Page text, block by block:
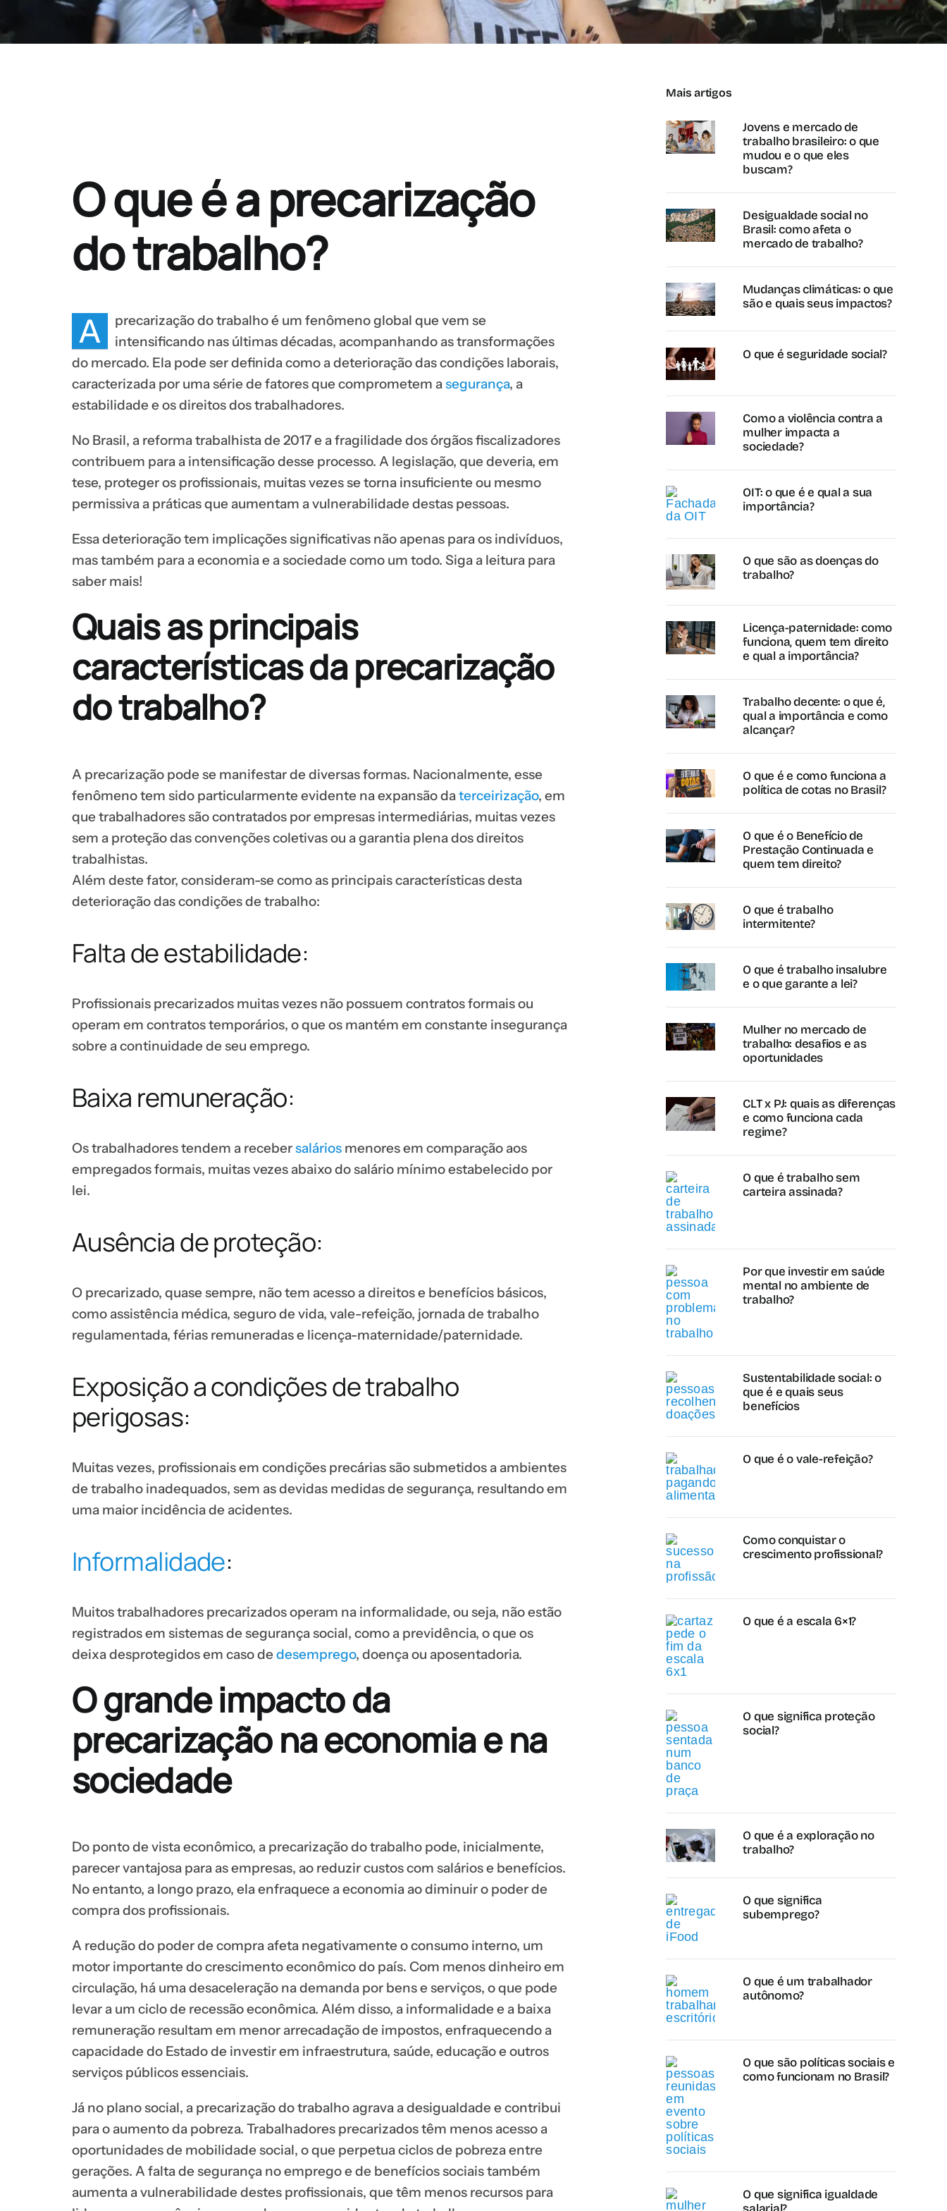
O que é a precarização
do trabalho?
A
precarização do trabalho é um fenômeno global que vem se
intensificando nas últimas décadas, acompanhando as transformações
do mercado. Ela pode ser definida como a deterioração das condições laborais,
caracterizada por uma série de fatores que comprometem asegurança, a
estabilidade e os direitos dos trabalhadores.
No Brasil, a reforma trabalhista de 2017 e a fragilidade dos órgãos fiscalizadores
contribuem para a intensificação desse processo. A legislação, que deveria, em
tese, proteger os profissionais, muitas vezes se torna insuficiente ou mesmo
permissiva a práticas que aumentam a vulnerabilidade destas pessoas.
Essa deterioração tem implicações significativas não apenas para os indivíduos,
mas também para a economia e a sociedade como um todo. Siga a leitura para
saber mais!
Quais as principais
características da precarização
do trabalho?
A precarização pode se manifestar de diversas formas. Nacionalmente, esse
fenômeno tem sido particularmente evidente na expansão da terceirização, em
que trabalhadores são contratados por empresas intermediárias, muitas vezes
sem a proteção das convenções coletivas ou a garantia plena dos direitos
trabalhistas.
Além deste fator, consideram-se como as principais características desta
deterioração das condições de trabalho:
Falta de estabilidade:
Profissionais precarizados muitas vezes não possuem contratos formais ou
operam em contratos temporários, o que os mantém em constante insegurança
sobre a continuidade de seu emprego.
Baixa remuneração:
Os trabalhadores tendem a recebersaláriosmenores em comparação aos
empregados formais, muitas vezes abaixo do salário mínimo estabelecido por
lei.
Ausência de proteção:
O precarizado, quase sempre, não tem acesso a direitos e benefícios básicos,
como assistência médica, seguro de vida, vale-refeição, jornada de trabalho
regulamentada, férias remuneradas e licença-maternidade/paternidade.
Exposição a condições de trabalho
perigosas:
Muitas vezes, profissionais em condições precárias são submetidos a ambientes
de trabalho inadequados, sem as devidas medidas de segurança, resultando em
uma maior incidência de acidentes.
Informalidade:
Muitos trabalhadores precarizados operam na informalidade, ou seja, não estão
registrados em sistemas de segurança social, como a previdência, o que os
deixa desprotegidos em caso de desemprego, doença ou aposentadoria.
O grande impacto da
precarização na economia e na
sociedade
Do ponto de vista econômico, a precarização do trabalho pode, inicialmente,
parecer vantajosa para as empresas, ao reduzir custos com salários e benefícios.
No entanto, a longo prazo, ela enfraquece a economia ao diminuir o poder de
compra dos profissionais.
A redução do poder de compra afeta negativamente o consumo interno, um
motor importante do crescimento econômico do país. Com menos dinheiro em
circulação, há uma desaceleração na demanda por bens e serviços, o que pode
levar a um ciclo de recessão econômica. Além disso, a informalidade e a baixa
remuneração resultam em menor arrecadação de impostos, enfraquecendo a
capacidade do Estado de investir em infraestrutura, saúde, educação e outros
serviços públicos essenciais.
Já no plano social, a precarização do trabalho agrava a desigualdade e contribui
para o aumento da pobreza. Trabalhadores precarizados têm menos acesso a
oportunidades de mobilidade social, o que perpetua ciclos de pobreza entre
gerações. A falta de segurança no emprego e de benefícios sociais também
aumenta a vulnerabilidade destes profissionais, que têm menos recursos para
Mais artigos
Jovens e mercado de
trabalho brasileiro: o que
mudou e o que eles
buscam?
Desigualdade social no
Brasil: como afeta o
mercado de trabalho?
Mudanças climáticas: o que
são e quais seus impactos?
O que é seguridade social?
Como a violência contra a
mulher impacta a
sociedade?
OIT: o que é e qual a sua
importância?
O que são as doenças do
trabalho?
Licença-paternidade: como
funciona, quem tem direito
e qual a importância?
Trabalho decente: o que é,
qual a importância e como
alcançar?
O que é e como funciona a
política de cotas no Brasil?
O que é o Benefício de
Prestação Continuada e
quem tem direito?
O que é trabalho
intermitente?
O que é trabalho insalubre
e o que garante a lei?
Mulher no mercado de
trabalho: desafios e as
oportunidades
CLT x PJ: quais as diferenças
e como funciona cada
regime?
O que é trabalho sem
carteira assinada?
Por que investir em saúde
mental no ambiente de
trabalho?
Sustentabilidade social: o
que é e quais seus
benefícios
O que é o vale-refeição?
Como conquistar o
crescimento profissional?
O que é a escala 6×1?
O que significa proteção
social?
O que é a exploração no
trabalho?
O que significa
subemprego?
O que é um trabalhador
autônomo?
O que são políticas sociais e
como funcionam no Brasil?
O que significa igualdade